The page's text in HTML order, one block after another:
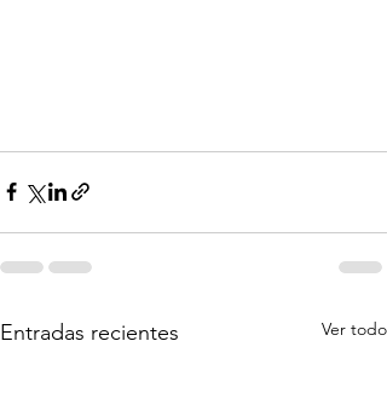
Entradas recientes Ver todo